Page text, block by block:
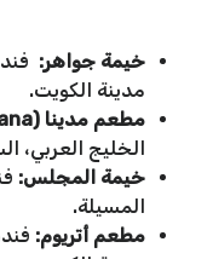
خيمة جواهر:
مدينة الكويت.
مطعم مدينا (
الخليج العربي،
خيمة المجلس:
المسيلة.
مطعم أتريوم: